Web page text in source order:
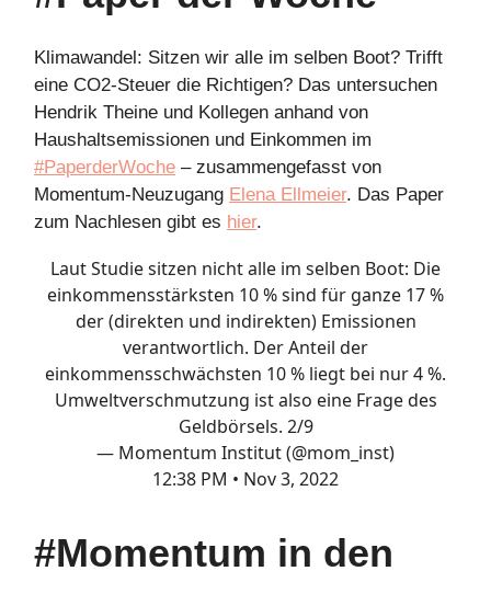
Klimawandel: Sitzen wir alle im selben Boot? Trifft
eine CO2-Steuer die Richtigen? Das untersuchen
Hendrik Theine und Kollegen anhand von
Haushaltsemissionen und Einkommen im
#PaperderWoche – zusammengefasst von
Momentum-Neuzugang Elena Ellmeier. Das Paper
zum Nachlesen gibt es hier.
Laut Studie sitzen nicht alle im selben Boot: Die
einkommensstärksten 10 % sind für ganze 17 %
der (direkten und indirekten) Emissionen
verantwortlich. Der Anteil der
einkommensschwächsten 10 % liegt bei nur 4 %.
Umweltverschmutzung ist also eine Frage des
Geldbörsels. 2/9
— Momentum Institut (@mom_inst)
12:38 PM • Nov 3, 2022
#Momentum in den